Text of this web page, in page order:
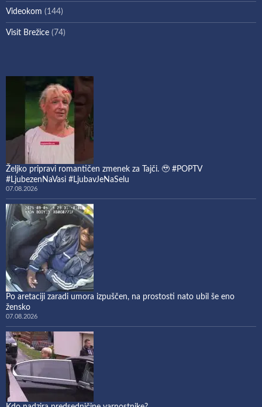
Videokom (144)
Visit Brežice (74)
Željko pripravi romantičen zmenek za Tajči. 🥹 #POPTV
#LjubezenNaVasi #LjubavJeNaSelu
07.08.2026
Po aretaciji zaradi umora izpuščen, na prostosti nato ubil še eno
žensko
07.08.2026